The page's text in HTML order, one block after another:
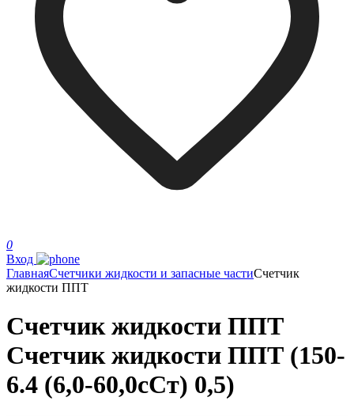
0
Вход
ГлавнаяСчетчики жидкости и запасные частиСчетчик
жидкости ППТ
Счетчик жидкости ППТ
Счетчик жидкости ППТ (150-
6.4 (6,0-60,0сСт) 0,5)